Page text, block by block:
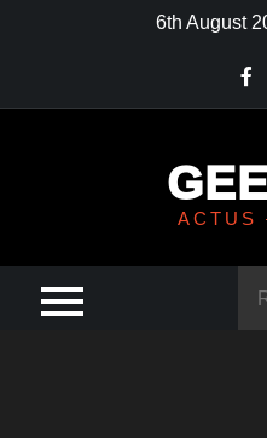
6th August
ACTUS